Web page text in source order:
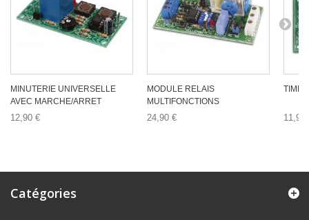
MINUTERIE UNIVERSELLE
AVEC MARCHE/ARRET
12,90 €
MODULE RELAIS
MULTIFONCTIONS
24,90 € 11,90
Catégories